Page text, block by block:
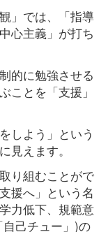
」では、「指導
心主義」が打ち
的に勉強させる
ことを「支援」
しよう」という
見えます。
り組むことがで
援へ」という名
力低下、規範意
己チュー」)の